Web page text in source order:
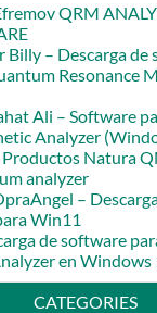
QRM
Billy – Descarga de
Resonance
Ali – Software
Analyzer
Natura
analyzer
–
Win11
de software
en Windows
CATEGORIES